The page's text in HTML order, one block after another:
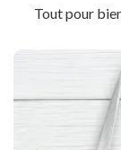
Tout pour